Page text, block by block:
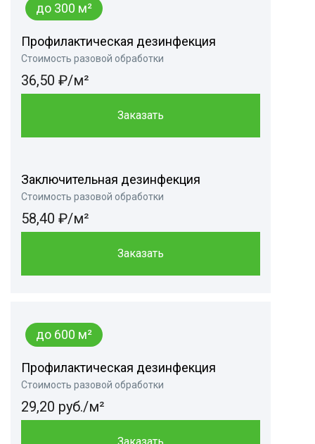
до 300 м²
Профилактическая дезинфекция
Стоимость разовой обработки
36,50 ₽/м²
Заказать
Заключительная дезинфекция
Стоимость разовой обработки
58,40 ₽/м²
Заказать
до 600 м²
Профилактическая дезинфекция
Стоимость разовой обработки
29,20 руб./м²